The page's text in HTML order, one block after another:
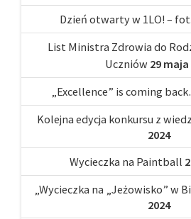
Dzień otwarty w 1LO! – fot.
List Ministra Zdrowia do
Uczniów 29 maja
„Excellence” is coming
Kolejna edycja konkursu z
2024
Wycieczka na Paintball
„Wycieczka na „Jeżowisko” w
2024